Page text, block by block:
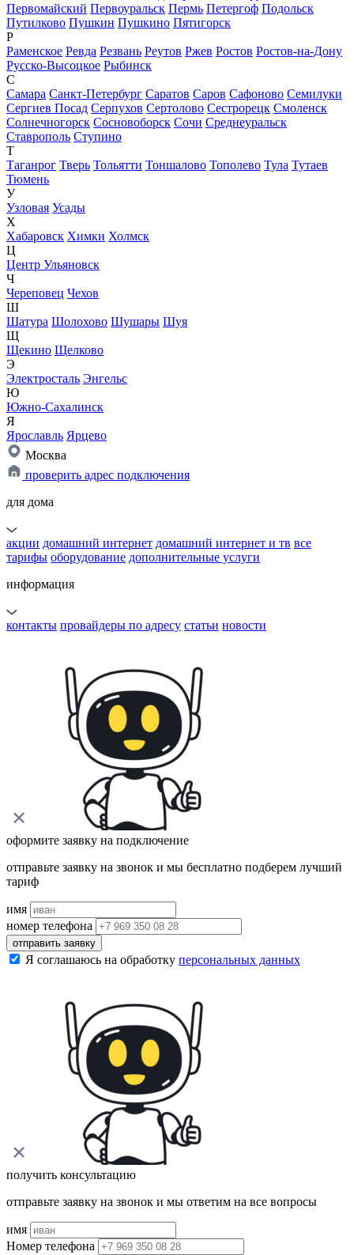
Первомайский Первоуральск Пермь Петергоф Подольск
Путилково Пушкин Пушкино Пятигорск
Р
Раменское Ревда Резвань Реутов Ржев Ростов Ростов-на-Дону
Русско-Высоцкое Рыбинск
С
Самара Санкт-Петербург Саратов Саров Сафоново Семилуки
Сергиев Посад Серпухов Сертолово Сестрорецк Смоленск
Солнечногорск Сосновоборск Сочи Среднеуральск
Ставрополь Ступино
Т
Таганрог Тверь Тольятти Тоншалово Тополево Тула Тутаев
Тюмень
У
Узловая Усады
Х
Хабаровск Химки Холмск
Ц
Центр Ульяновск
Ч
Череповец Чехов
Ш
Шатура Шолохово Шушары Шуя
Щ
Щекино Щелково
Э
Электросталь Энгельс
Ю
Южно-Сахалинск
Я
Ярославль Ярцево
Москва
проверить адрес подключения
для дома
акции домашний интернет домашний интернет и тв все
тарифы оборудование дополнительные услуги
информация
контакты провайдеры по адресу статьи новости
оформите заявку на подключение
отправьте заявку на звонок и мы бесплатно подберем лучший
тариф
имя
номер телефона
отправить заявку
Я соглашаюсь на обработку персональных данных
получить консультацию
отправьте заявку на звонок и мы ответим на все вопросы
имя
Номер телефона